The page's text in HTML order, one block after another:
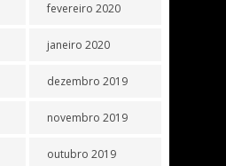
fevereiro 2020
janeiro 2020
dezembro 2019
novembro 2019
outubro 2019